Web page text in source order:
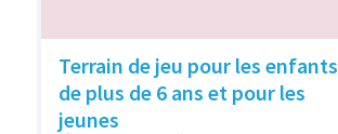
Terrain de jeu pour les enfants
de plus de 6 ans et pour les
jeunes